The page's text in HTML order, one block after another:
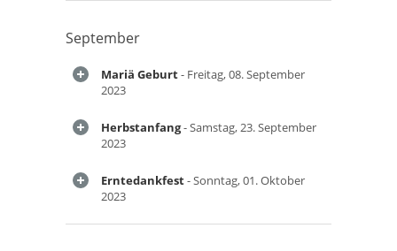
September
Mariä Geburt- Freitag, 08. September
2023
Herbstanfang- Samstag, 23. September
2023
Erntedankfest- Sonntag, 01. Oktober
2023